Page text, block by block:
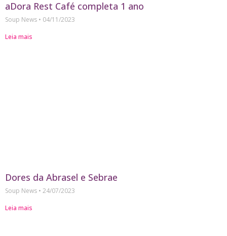
aDora Rest Café completa 1 ano
Soup News
04/11/2023
Leia mais
Dores da Abrasel e Sebrae
Soup News
24/07/2023
Leia mais